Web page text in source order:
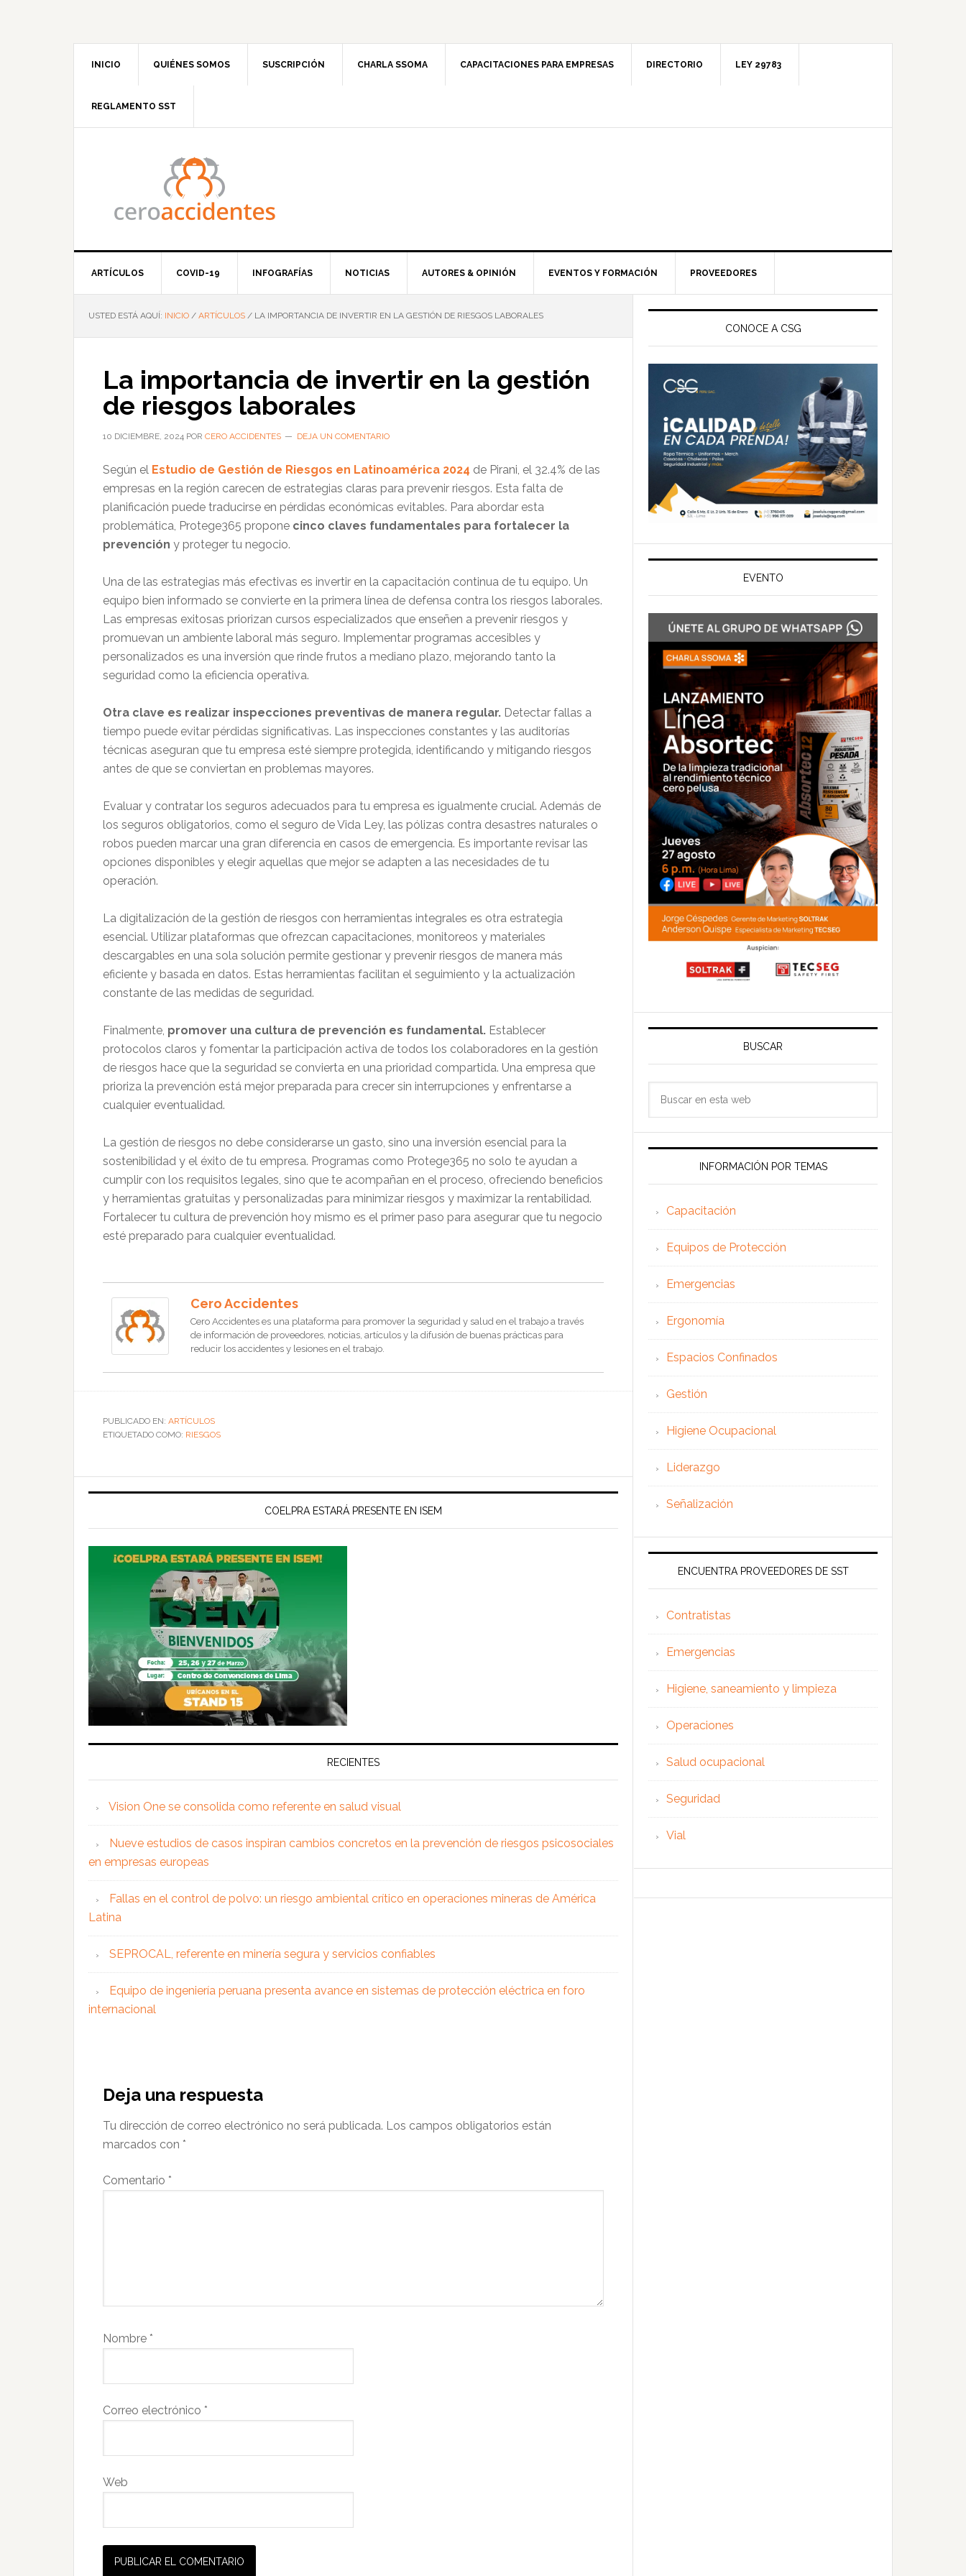
INICIO QUIÉNES SOMOS SUSCRIPCIÓN CHARLA SSOMA CAPACITACIONES PARA EMPRESAS DIRECTORIO LEY 29783
REGLAMENTO SST
ARTÍCULOS COVID-19 INFOGRAFÍAS NOTICIAS AUTORES & OPINIÓN EVENTOS Y FORMACIÓN PROVEEDORES
USTED ESTÁ AQUÍ: INICIO / ARTÍCULOS / LA IMPORTANCIA DE INVERTIR EN LA GESTIÓN DE RIESGOS LABORALES
La importancia de invertir en la gestión
de riesgos laborales
10 DICIEMBRE, 2024 POR CERO ACCIDENTES DEJA UN COMENTARIO
Según el Estudio de Gestión de Riesgos en Latinoamérica 2024 de Pirani, el 32.4% de las
empresas en la región carecen de estrategias claras para prevenir riesgos. Esta falta de
planificación puede traducirse en pérdidas económicas evitables. Para abordar esta
problemática, Protege365 propone cinco claves fundamentales para fortalecer la
prevención y proteger tu negocio.
Una de las estrategias más efectivas es invertir en la capacitación continua de tu equipo. Un
equipo bien informado se convierte en la primera línea de defensa contra los riesgos laborales.
Las empresas exitosas priorizan cursos especializados que enseñen a prevenir riesgos y
promuevan un ambiente laboral más seguro. Implementar programas accesibles y
personalizados es una inversión que rinde frutos a mediano plazo, mejorando tanto la
seguridad como la eficiencia operativa.
Otra clave es realizar inspecciones preventivas de manera regular. Detectar fallas a
tiempo puede evitar pérdidas significativas. Las inspecciones constantes y las auditorías
técnicas aseguran que tu empresa esté siempre protegida, identificando y mitigando riesgos
antes de que se conviertan en problemas mayores.
Evaluar y contratar los seguros adecuados para tu empresa es igualmente crucial. Además de
los seguros obligatorios, como el seguro de Vida Ley, las pólizas contra desastres naturales o
robos pueden marcar una gran diferencia en casos de emergencia. Es importante revisar las
opciones disponibles y elegir aquellas que mejor se adapten a las necesidades de tu
operación.
La digitalización de la gestión de riesgos con herramientas integrales es otra estrategia
esencial. Utilizar plataformas que ofrezcan capacitaciones, monitoreos y materiales
descargables en una sola solución permite gestionar y prevenir riesgos de manera más
eficiente y basada en datos. Estas herramientas facilitan el seguimiento y la actualización
constante de las medidas de seguridad.
Finalmente, promover una cultura de prevención es fundamental. Establecer
protocolos claros y fomentar la participación activa de todos los colaboradores en la gestión
de riesgos hace que la seguridad se convierta en una prioridad compartida. Una empresa que
prioriza la prevención está mejor preparada para crecer sin interrupciones y enfrentarse a
cualquier eventualidad.
La gestión de riesgos no debe considerarse un gasto, sino una inversión esencial para la
sostenibilidad y el éxito de tu empresa. Programas como Protege365 no solo te ayudan a
cumplir con los requisitos legales, sino que te acompañan en el proceso, ofreciendo beneficios
y herramientas gratuitas y personalizadas para minimizar riesgos y maximizar la rentabilidad.
Fortalecer tu cultura de prevención hoy mismo es el primer paso para asegurar que tu negocio
esté preparado para cualquier eventualidad.
Cero Accidentes
Cero Accidentes es una plataforma para promover la seguridad y salud en el trabajo a través
de información de proveedores, noticias, artículos y la difusión de buenas prácticas para
reducir los accidentes y lesiones en el trabajo.
PUBLICADO EN: ARTÍCULOS
ETIQUETADO COMO: RIESGOS
COELPRA ESTARÁ PRESENTE EN ISEM
RECIENTES
Vision One se consolida como referente en salud visual
Nueve estudios de casos inspiran cambios concretos en la prevención de riesgos psicosociales
en empresas europeas
Fallas en el control de polvo: un riesgo ambiental crítico en operaciones mineras de América
Latina
SEPROCAL, referente en minería segura y servicios confiables
Equipo de ingeniería peruana presenta avance en sistemas de protección eléctrica en foro
internacional
con
lectores
Deja una respuesta
Tu dirección de correo electrónico no será publicada. Los campos obligatorios están
marcados con *
Comentario *
Nombre *
Correo electrónico *
Web
Barra
principal
CONOCE A CSG
EVENTO
BUSCAR
web
INFORMACIÓN POR TEMAS
Capacitación
Equipos de Protección
Emergencias
Ergonomía
Espacios Confinados
Gestión
Higiene Ocupacional
Liderazgo
Señalización
ENCUENTRA PROVEEDORES DE SST
Contratistas
Emergencias
Higiene, saneamiento y limpieza
Operaciones
Salud ocupacional
Seguridad
Vial